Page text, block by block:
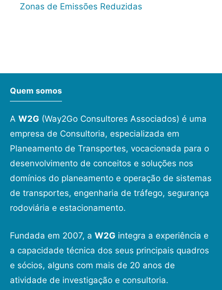
Zonas de Emissões Reduzidas
Quem somos
A W2G (Way2Go Consultores Associados) é uma
empresa de Consultoria, especializada em
Planeamento de Transportes, vocacionada para o
desenvolvimento de conceitos e soluções nos
domínios do planeamento e operação de sistemas
de transportes, engenharia de tráfego, segurança
rodoviária e estacionamento.
Fundada em 2007, a W2G integra a experiência e
a capacidade técnica dos seus principais quadros
e sócios, alguns com mais de 20 anos de
atividade de investigação e consultoria.